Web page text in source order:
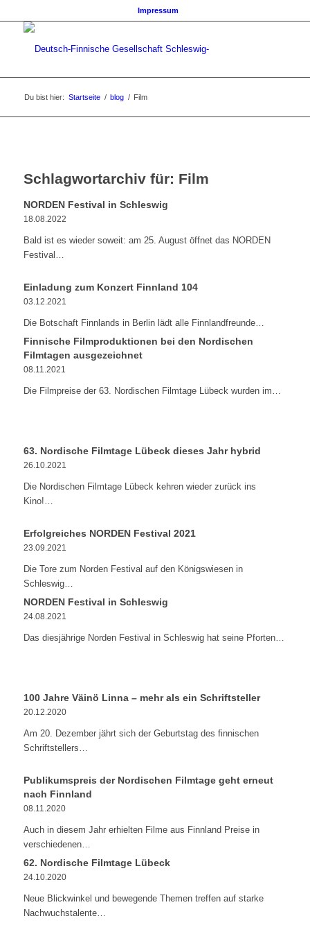
Impressum
Du bist hier: Startseite / blog / Film
Schlagwortarchiv für: Film
NORDEN Festival in Schleswig
18.08.2022
Bald ist es wieder soweit: am 25. August öffnet das NORDEN
Festival…
Einladung zum Konzert Finnland 104
03.12.2021
Die Botschaft Finnlands in Berlin lädt alle Finnlandfreunde…
Finnische Filmproduktionen bei den Nordischen
Filmtagen ausgezeichnet
08.11.2021
Die Filmpreise der 63. Nordischen Filmtage Lübeck wurden im…
63. Nordische Filmtage Lübeck dieses Jahr hybrid
26.10.2021
Die Nordischen Filmtage Lübeck kehren wieder zurück ins
Kino!…
Erfolgreiches NORDEN Festival 2021
23.09.2021
Die Tore zum Norden Festival auf den Königswiesen in
Schleswig…
NORDEN Festival in Schleswig
24.08.2021
Das diesjährige Norden Festival in Schleswig hat seine Pforten…
100 Jahre Väinö Linna – mehr als ein Schriftsteller
20.12.2020
Am 20. Dezember jährt sich der Geburtstag des finnischen
Schriftstellers…
Publikumspreis der Nordischen Filmtage geht erneut
nach Finnland
08.11.2020
Auch in diesem Jahr erhielten Filme aus Finnland Preise in
verschiedenen…
62. Nordische Filmtage Lübeck
24.10.2020
Neue Blickwinkel und bewegende Themen treffen auf starke
Nachwuchstalente…